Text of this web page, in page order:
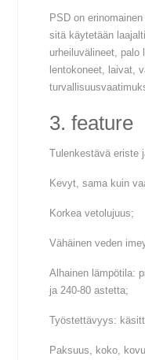
PSD on
sitä käytetään
urheiluvälineet, palo
lentokoneet, laivat,
3. feature
Tulenkestävä eriste
Kevyt, sama kuin
Korkea vetolujuus;
Vähäinen veden
Alhainen lämpötila:
ja 240-80 astetta;
Työstettävyys:
Paksuus, koko,